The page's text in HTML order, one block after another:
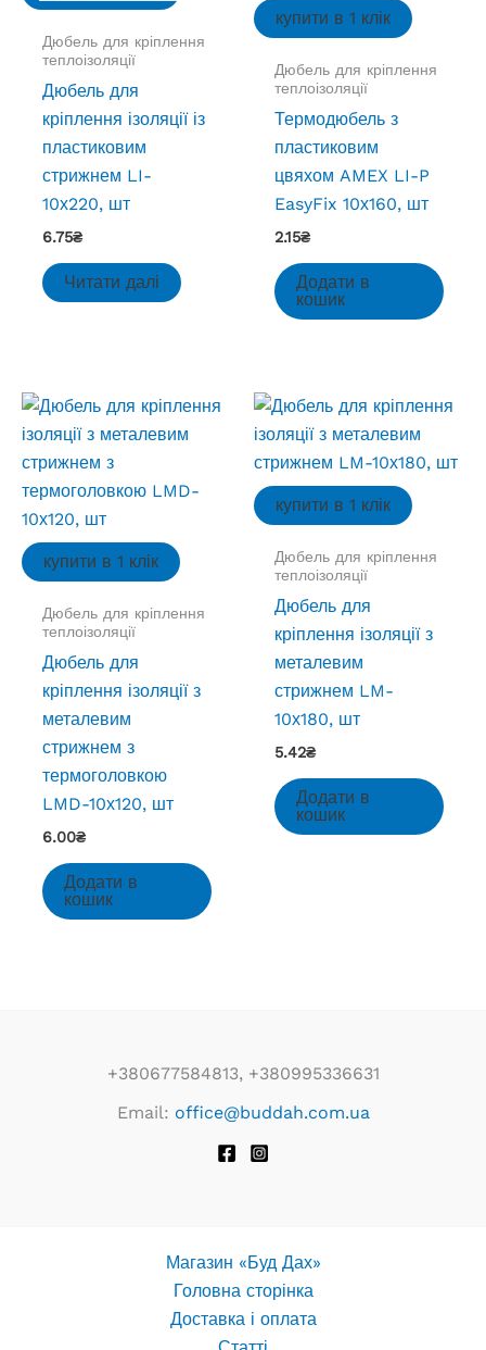
Дюбель для кріплення
теплоізоляції
Дюбель для
кріплення ізоляції із
пластиковим
стрижнем LI-
10х220, шт
6.75₴
Читати далі
купити в 1 клік
Дюбель для кріплення
теплоізоляції
Термодюбель з
пластиковим
цвяхом AMEX LI-P
EasyFix 10х160, шт
2.15₴
Додати в
кошик
купити в 1 клік
Дюбель для кріплення
теплоізоляції
Дюбель для
кріплення ізоляції з
металевим
стрижнем з
термоголовкою
LMD-10х120, шт
6.00₴
Додати в
кошик
купити в 1 клік
Дюбель для кріплення
теплоізоляції
Дюбель для
кріплення ізоляції з
металевим
стрижнем LM-
10х180, шт
5.42₴
Додати в
кошик
+380677584813, +380995336631
Email: office@buddah.com.ua
Магазин «Буд Дах»
Головна сторінка
Доставка і оплата